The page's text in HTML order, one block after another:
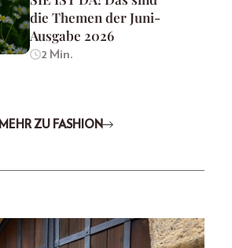
die Themen der Juni-
Ausgabe 2026
2 Min.
MEHR ZU FASHION